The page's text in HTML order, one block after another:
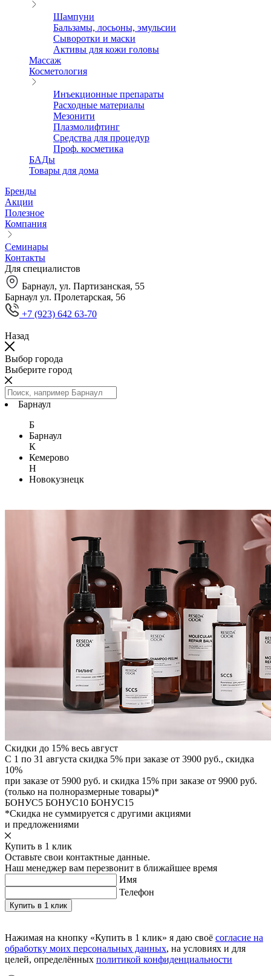
Шампуни
Бальзамы, лосьоны, эмульсии
Сыворотки и маски
Активы для кожи головы
Массаж
Косметология
Инъекционные препараты
Расходные материалы
Мезонити
Плазмолифтинг
Средства для процедур
Проф. косметика
БАДы
Товары для дома
Бренды
Акции
Полезное
Компания
Семинары
Контакты
Для специалистов
Барнаул, ул. Партизанская, 55
Барнаул ул. Пролетарская, 56
+7 (923) 642 63-70
Назад
Выбор города
Выберите город
Барнаул
Б
Барнаул
К
Кемерово
Н
Новокузнецк
Скидки до 15% весь август
С 1 по 31 августа скидка 5% при заказе от 3900 руб., скидка
10%
при заказе от 5900 руб. и скидка 15% при заказе от 9900 руб.
(только на полноразмерные товары)*
БОНУС5 БОНУС10 БОНУС15
*Скидка не суммируется с другими акциями
и предложениями
Купить в 1 клик
Оставьте свои контактные данные.
Наш менеджер вам перезвонит в ближайшее время
Имя
Телефон
Нажимая на кнопку «Купить в 1 клик» я даю своё согласие на
обработку моих персональных данных, на условиях и для
целей, определённых политикой конфиденциальности